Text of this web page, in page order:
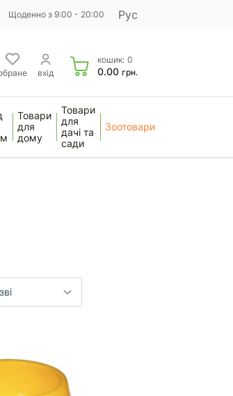
Щоденно з 9:00 - 20:00 Рус
вхід
кошик: 0
0.00 грн.
Товари
для
дому
Товари
для
дачі та
сади
Зоотовари